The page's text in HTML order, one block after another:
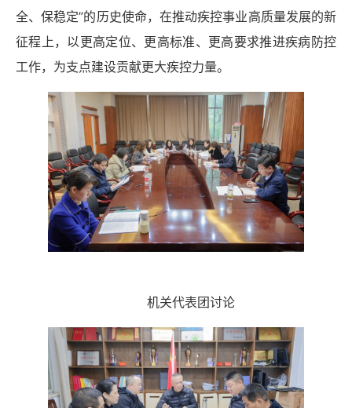
全、保稳定”的历史使命，在推动疾控事业高质量发展的新
征程上，以更高定位、更高标准、更高要求推进疾病防控
工作，为支点建设贡献更大疾控力量。
机关代表团讨论